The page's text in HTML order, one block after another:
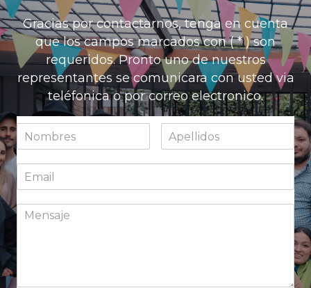
Gracias por contactarnos, tenga en cuenta
que los campos marcados con ( * ) son
requeridos. Pronto uno de nuestros
representantes se comunicara con usted via
teléfonica o por correo electronico.